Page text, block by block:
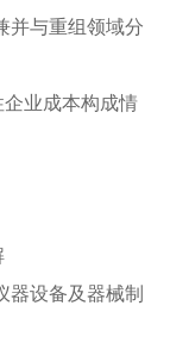
并与重组领域分
企业成本构成情
器设备及器械制